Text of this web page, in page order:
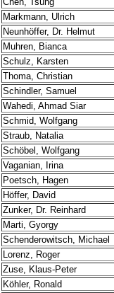
Markmann, Ulrich
Neunhöffer, Dr. Helmut
Muhren, Bianca
Schulz, Karsten
Thoma, Christian
Schindler, Samuel
Wahedi, Ahmad Siar
Schmid, Wolfgang
Straub, Natalia
Schöbel, Wolfgang
Vaganian, Irina
Poetsch, Hagen
Höffer, David
Zunker, Dr. Reinhard
Marti, Gyorgy
Schenderowitsch, Michael
Lorenz, Roger
Zuse, Klaus-Peter
Köhler, Ronald